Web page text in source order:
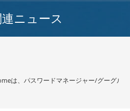
ニュース
は、パスワードマネージャー/グーグル